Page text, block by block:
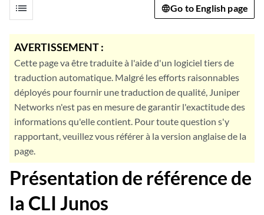
list Go to English page
AVERTISSEMENT :
Cette page va être traduite à l'aide d'un logiciel tiers de
traduction automatique. Malgré les efforts raisonnables
déployés pour fournir une traduction de qualité, Juniper
Networks n'est pas en mesure de garantir l'exactitude des
informations qu'elle contient. Pour toute question s'y
rapportant, veuillez vous référer à la version anglaise de la
page.
Présentation de référence de
la CLI Junos